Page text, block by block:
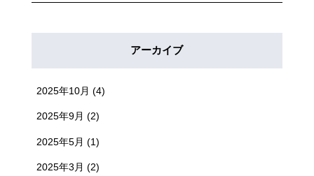
アーカイブ
2025年10月 (4)
2025年9月 (2)
2025年5月 (1)
2025年3月 (2)